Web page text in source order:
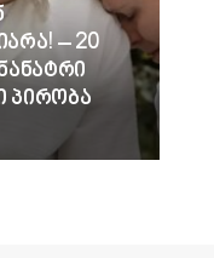
– 20
პირობა